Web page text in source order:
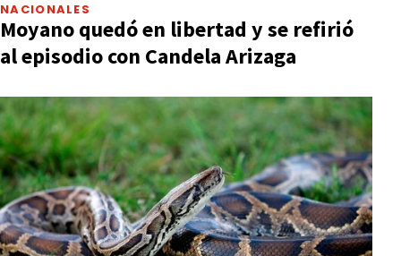
NACIONALES
Moyano quedó en libertad y se refirió
al episodio con Candela Arizaga